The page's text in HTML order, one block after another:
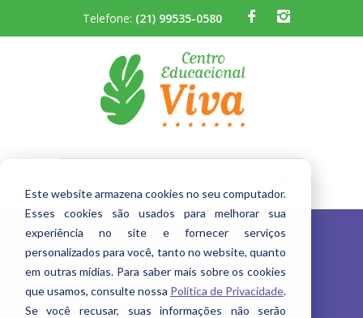
Este website armazena cookies no seu computador.
Esses cookies são usados ​​para melhorar sua
experiência no site e fornecer serviços
personalizados para você, tanto no website, quanto
em outras mídias. Para saber mais sobre os cookies
que usamos, consulte nossa Política de Privacidade.
Se você recusar, suas informações não serão
Telefone: (21) 99535-0580
A Escola
Quem Somos
Berçário
Grupo VB:
relato de
setembro